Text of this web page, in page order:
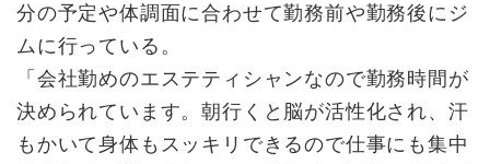
分の予定や体調面に合わせて勤務前や勤務後にジ
ムに行っている。
「会社勤めのエステティシャンなので勤務時間が
決められています。朝行くと脳が活性化され、汗
もかいて身体もスッキリできるので仕事にも集中